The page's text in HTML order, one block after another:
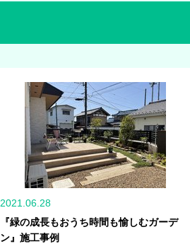
2021.06.28
『緑の成長もおうち時間も愉しむガーデ
ン』施工事例